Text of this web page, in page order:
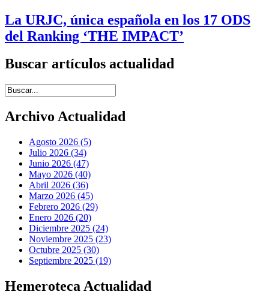
La URJC, única española en los 17 ODS
del Ranking ‘THE IMPACT’
Buscar artículos actualidad
Introduce términos de búsqueda
Archivo Actualidad
Agosto 2026 (5)
Julio 2026 (34)
Junio 2026 (47)
Mayo 2026 (40)
Abril 2026 (36)
Marzo 2026 (45)
Febrero 2026 (29)
Enero 2026 (20)
Diciembre 2025 (24)
Noviembre 2025 (23)
Octubre 2025 (30)
Septiembre 2025 (19)
Hemeroteca Actualidad